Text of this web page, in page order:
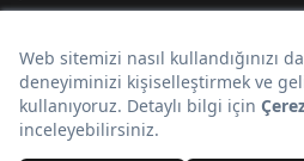
Bir markasıdır.